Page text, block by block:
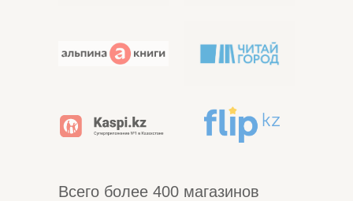
Всего более 400 магазинов